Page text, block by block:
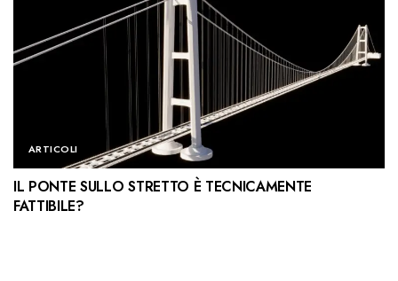
ARTICOLI
IL PONTE SULLO STRETTO È TECNICAMENTE
FATTIBILE?